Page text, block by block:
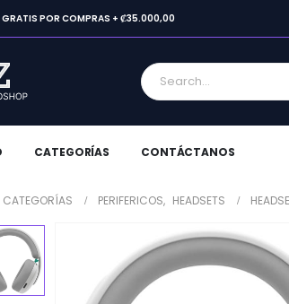
GRATIS POR COMPRAS + ₡35.000,00
CATEGORÍAS CONTÁCTANOS
CATEGORÍAS PERIFERICOS, HEADSETS